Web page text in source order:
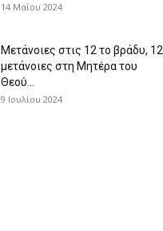
14 Μαΐου 2024
Μετάνοιες στις 12 το βράδυ, 12
μετάνοιες στη Μητέρα του
Θεού...
9 Ιουλίου 2024